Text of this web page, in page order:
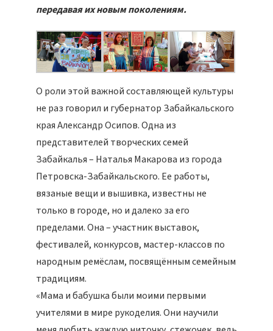
передавая их новым поколениям.
О роли этой важной составляющей культуры
не раз говорил и губернатор Забайкальского
края Александр Осипов. Одна из
представителей творческих семей
Забайкалья – Наталья Макарова из города
Петровска-Забайкальского. Ее работы,
вязаные вещи и вышивка, известны не
только в городе, но и далеко за его
пределами. Она – участник выставок,
фестивалей, конкурсов, мастер-классов по
народным ремёслам, посвящённым семейным
традициям.
«Мама и бабушка были моими первыми
учителями в мире рукоделия. Они научили